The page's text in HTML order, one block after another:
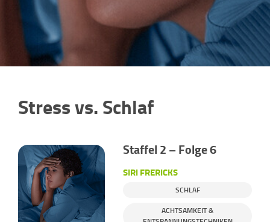
Stress vs. Schlaf
Staffel 2 – Folge 6
SIRI FRERICKS
SCHLAF
ACHTSAMKEIT &